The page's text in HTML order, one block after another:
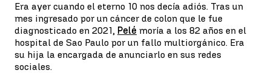
Era ayer cuando el eterno 10 nos decía adiós. Tras un
mes ingresado por un cáncer de colon que le fue
diagnosticado en 2021, Pelé moría a los 82 años en el
hospital de Sao Paulo por un fallo multiorgánico. Era
su hija la encargada de anunciarlo en sus redes
sociales.